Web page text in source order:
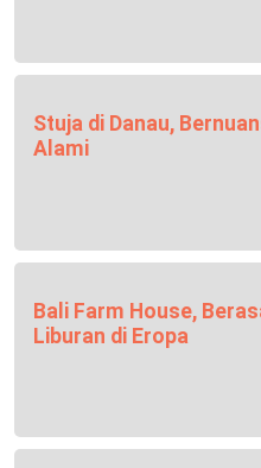
Stuja di Danau,
Alami
Bali Farm House,
Liburan di Eropa